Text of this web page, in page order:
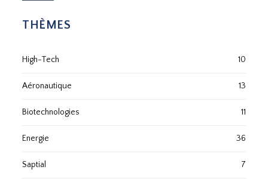
THÈMES
High-Tech 10
Aéronautique 13
Biotechnologies 11
Energie 36
Saptial 7